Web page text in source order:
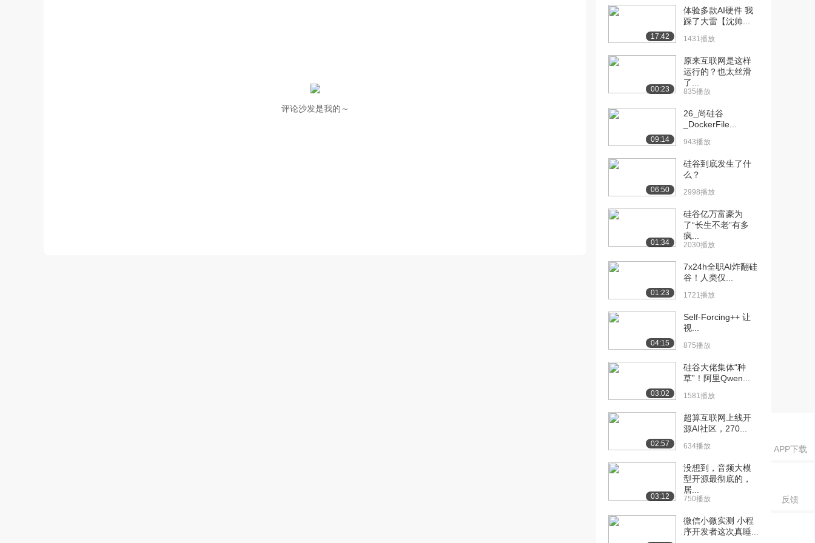
APP下载
反馈
评论沙发是我的～
[10] 08_尚硅谷_项目技术
点-Myba...
1354播放
07:02
[11] 09_尚硅谷_项目技术
1098播放
09:48
[12] 10_尚硅谷_项目技术
[13] 10_尚硅谷_项目技术
09:13
[14] 11_尚硅谷_项目技术
14:44
[15] 11_尚硅谷_项目技术
14:44
[16] 13_尚硅谷_项目技术
点-Myba...
06:18
点-Myba...
点-Myba...
点-Myba...
[20] 16_尚硅谷_项目技术
点-Myba...
17:42
体验多款AI硬件 我
踩了大雷【沈帅...
1431播放
00:23
原来互联网是这样
运行的？也太丝滑
了...
835播放
09:14
26_尚硅谷
_DockerFile...
943播放
06:50
硅谷到底发生了什
么？
2998播放
01:34
硅谷亿万富豪为
了“长生不老”有多
疯...
2030播放
01:23
7x24h全职AI炸翻硅
谷！人类仅...
1721播放
04:15
Self-Forcing++ 让
视...
875播放
03:02
硅谷大佬集体“种
草”！阿里Qwen...
1581播放
02:57
超算互联网上线开
源AI社区，270...
634播放
03:12
没想到，音频大模
型开源最彻底的，
居...
750播放
微信小微实测 小程
序开发者这次真睡...